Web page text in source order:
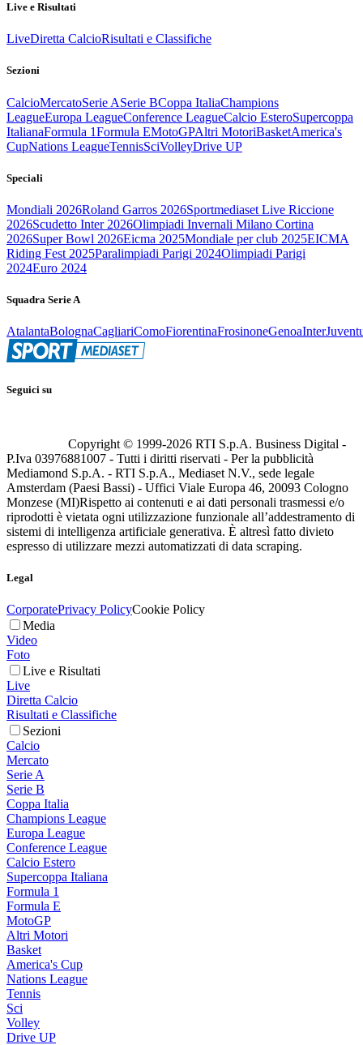
Live e Risultati
LiveDiretta CalcioRisultati e Classifiche
Sezioni
CalcioMercatoSerie ASerie BCoppa ItaliaChampions
LeagueEuropa LeagueConference LeagueCalcio EsteroSupercoppa
ItalianaFormula 1Formula EMotoGPAltri MotoriBasketAmerica's
CupNations LeagueTennisSciVolleyDrive UP
Speciali
Mondiali 2026Roland Garros 2026Sportmediaset Live Riccione
2026Scudetto Inter 2026Olimpiadi Invernali Milano Cortina
2026Super Bowl 2026Eicma 2025Mondiale per club 2025EICMA
Riding Fest 2025Paralimpiadi Parigi 2024Olimpiadi Parigi
2024Euro 2024
Squadra Serie A
AtalantaBolognaCagliariComoFiorentinaFrosinoneGenoaInter
Seguici su
Copyright © 1999-2026 RTI S.p.A. Business Digital -
P.Iva 03976881007 - Tutti i diritti riservati - Per la pubblicità
Mediamond S.p.A. - RTI S.p.A., Mediaset N.V., sede legale
Amsterdam (Paesi Bassi) - Uffici Viale Europa 46, 20093 Cologno
Monzese (MI)Rispetto ai contenuti e ai dati personali trasmessi e/o
riprodotti è vietata ogni utilizzazione funzionale all’addestramento di
sistemi di intelligenza artificiale generativa. È altresì fatto divieto
espresso di utilizzare mezzi automatizzati di data scraping.
Legal
CorporatePrivacy PolicyCookie Policy
Media
Video
Foto
Live e Risultati
Live
Diretta Calcio
Risultati e Classifiche
Sezioni
Calcio
Mercato
Serie A
Serie B
Coppa Italia
Champions League
Europa League
Conference League
Calcio Estero
Supercoppa Italiana
Formula 1
Formula E
MotoGP
Altri Motori
Basket
America's Cup
Nations League
Tennis
Sci
Volley
Drive UP